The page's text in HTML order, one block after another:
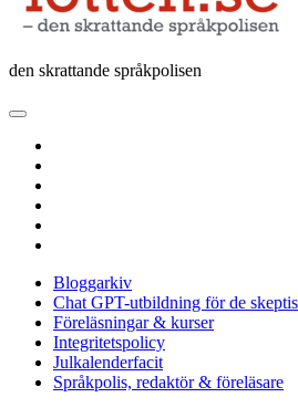
den skrattande språkpolisen
öppna
meny
Bloggarkiv
Chat GPT-utbildning för de
Föreläsningar & kurser
Integritetspolicy
Julkalenderfacit
Språkpolis, redaktör & föreläsare